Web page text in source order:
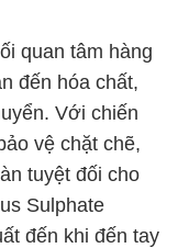
quan tâm hàng
đến hóa chất,
Với chiến
vệ chặt chẽ,
tuyệt đối cho
Sulphate
đến khi đến tay